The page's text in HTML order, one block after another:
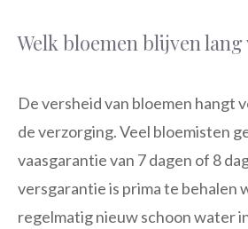
Welk bloemen blijven lang
De versheid van bloemen hangt
de verzorging. Veel bloemisten
vaasgarantie van 7 dagen of 8
versgarantie is prima te behalen
regelmatig nieuw schoon water